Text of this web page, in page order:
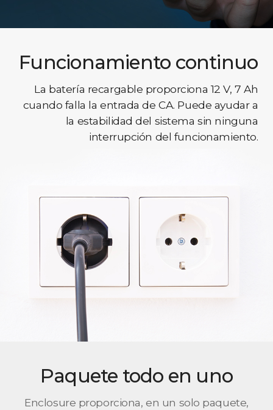
Funcionamiento continuo
La batería recargable proporciona 12 V, 7 Ah
cuando falla la entrada de CA. Puede ayudar a
la estabilidad del sistema sin ninguna
interrupción del funcionamiento.
Paquete todo en uno
Enclosure proporciona, en un solo paquete,